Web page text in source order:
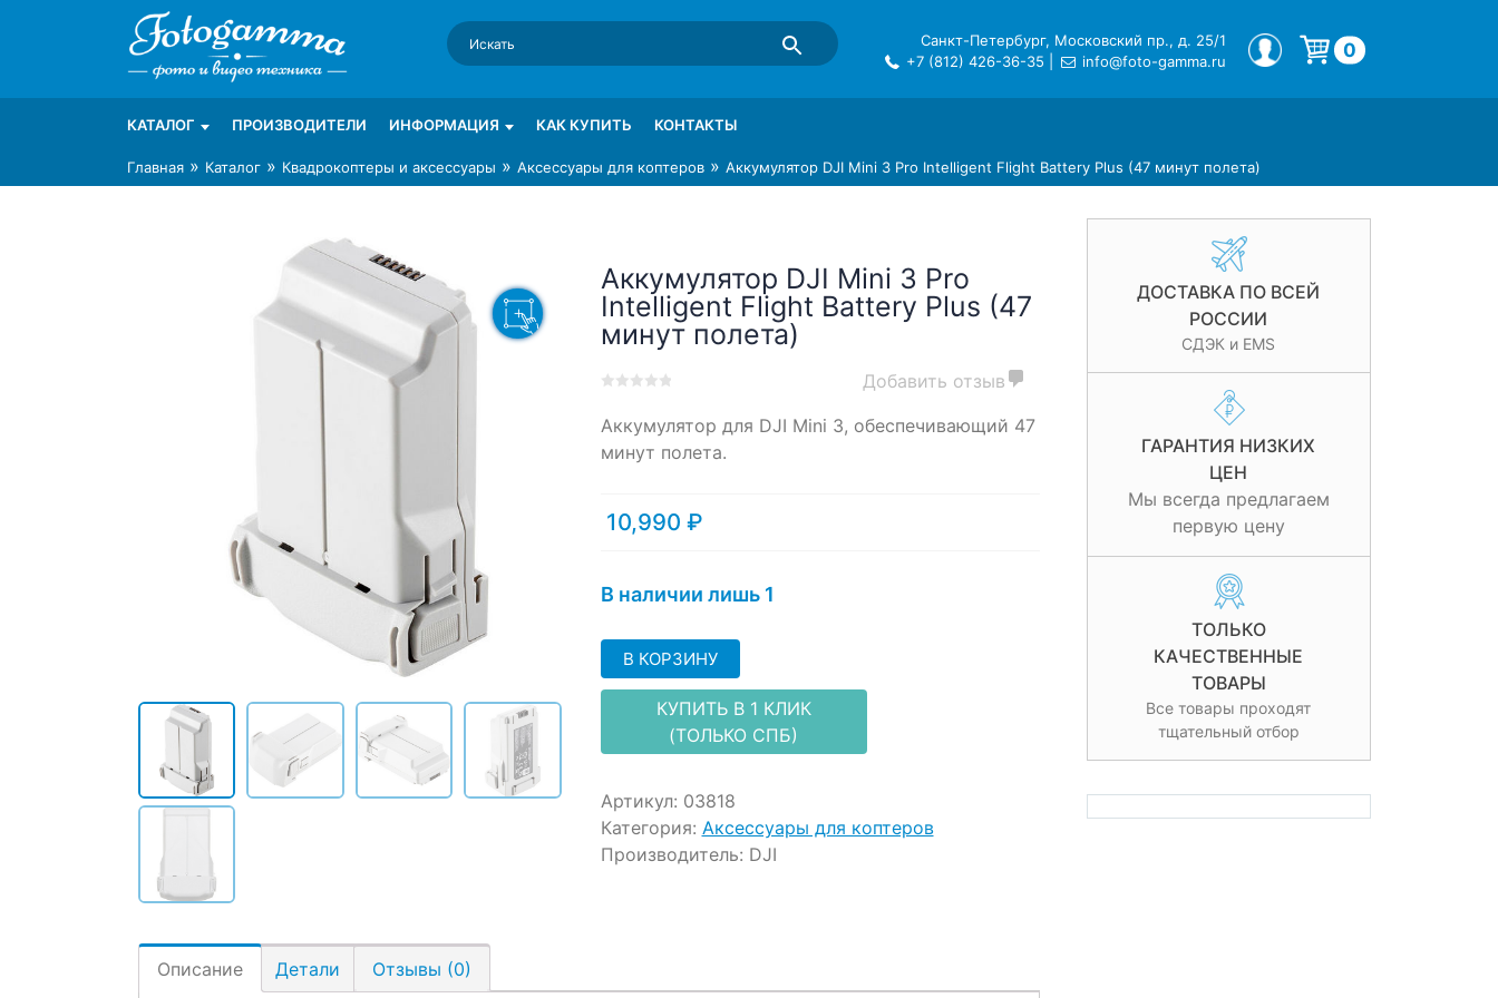
Интернет-магазин фототехники Foto-Gamma в СПб
Магазин фотоаксессуаров foto-gamma.ru
Санкт-Петербург, Московский пр., д. 25/1
+7 (812) 426-36-35
info@foto-gamma.ru
МОЙ ПРОФИЛЬ 0
КАТАЛОГ ПРОИЗВОДИТЕЛИ ИНФОРМАЦИЯ КАК КУПИТЬ КОНТАКТЫ
Главная » Каталог » Квадрокоптеры и аксессуары » Аксессуары для коптеров » Аккумулятор DJI Mini 3 Pro Intelligent Flight Battery Plus (47 минут полета)
ДОСТАВКА ПО ВСЕЙ
РОССИИ
СДЭК и EMS
ГАРАНТИЯ НИЗКИХ
ЦЕН
Мы всегда предлагаем
первую цену
ТОЛЬКО
КАЧЕСТВЕННЫЕ
ТОВАРЫ
Все товары проходят
тщательный отбор
Аккумулятор DJI Mini 3 Pro
Intelligent Flight Battery Plus (47
минут полета)
out
based
ratings
Добавить отзыв
Аккумулятор для DJI Mini 3, обеспечивающий 47
минут полета.
10,990 ₽
В наличии лишь 1
В КОРЗИНУ
КУПИТЬ В 1 КЛИК
(ТОЛЬКО СПБ)
Артикул: 03818
Категория: Аксессуары для коптеров
Производитель: DJI
Описание Детали Отзывы (0)